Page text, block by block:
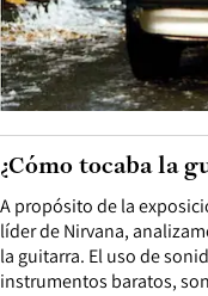
A propósito de la
líder de Nirvana,
la guitarra. El uso de
instrumentos baratos,
¿Cómo tocaba la